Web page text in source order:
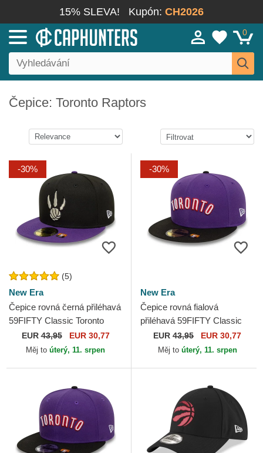
15% SLEVA! Kupón: CH2026
0
Čepice: Toronto Raptors
-30%
(5)
New Era
Čepice rovná černá přiléhavá
59FIFTY Classic Toronto
Raptors NBA New Era
EUR43,95 EUR 30,77
Měj to úterý, 11. srpen
-30%
New Era
Čepice rovná fialová
přiléhavá 59FIFTY Classic
Toronto Raptors NBA New
EUR 43,95 EUR 30,77
Měj to úterý, 11. srpen